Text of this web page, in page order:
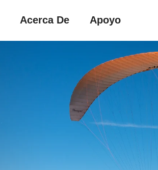
Acerca De Apoyo